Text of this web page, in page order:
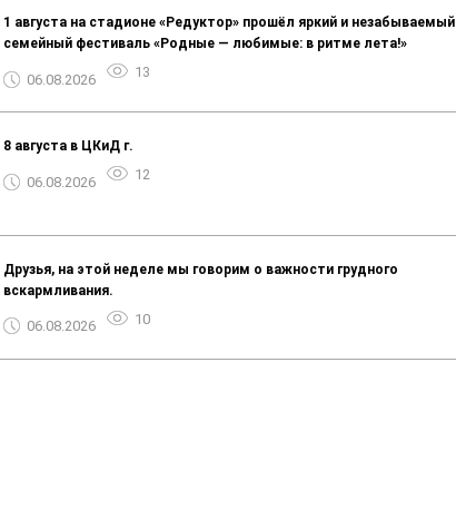
1 августа на стадионе «Редуктор» прошёл яркий и незабываемый
семейный фестиваль «Родные — любимые: в ритме лета!»
06.08.2026 13
8 августа в ЦКиД г.
06.08.2026 12
Друзья, на этой неделе мы говорим о важности грудного
вскармливания.
06.08.2026 10